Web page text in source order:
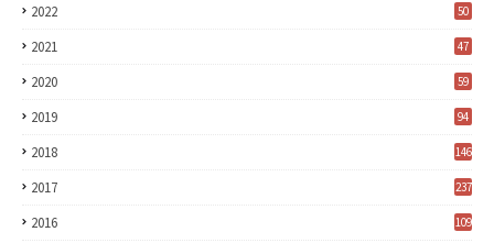
2022 50
2021 47
2020 59
2019 94
2018 146
2017 237
2016 109